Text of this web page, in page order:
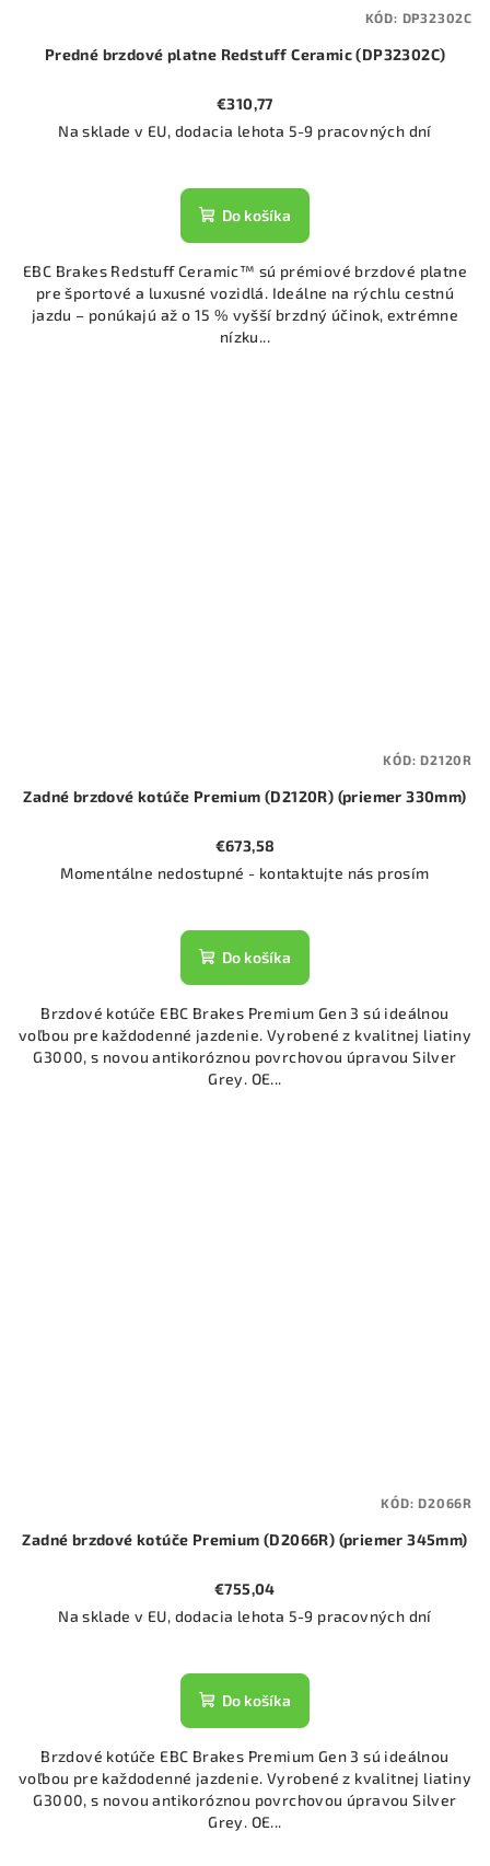
Predné brzdové platne Redstuff Ceramic (DP32302C)
€310,77
Na sklade v EU, dodacia lehota 5-9 pracovných dní
Do košíka
EBC Brakes Redstuff Ceramic™ sú prémiové brzdové platne
pre športové a luxusné vozidlá. Ideálne na rýchlu cestnú
jazdu – ponúkajú až o 15 % vyšší brzdný účinok, extrémne
nízku...
KÓD: DP32302C
Zadné brzdové kotúče Premium (D2120R) (priemer 330mm)
€673,58
Momentálne nedostupné - kontaktujte nás prosím
Do košíka
Brzdové kotúče EBC Brakes Premium Gen 3 sú ideálnou
voľbou pre každodenné jazdenie. Vyrobené z kvalitnej liatiny
G3000, s novou antikoróznou povrchovou úpravou Silver
Grey. OE...
KÓD:D2120R
Zadné brzdové kotúče Premium (D2066R) (priemer 345mm)
€755,04
Na sklade v EU, dodacia lehota 5-9 pracovných dní
Do košíka
Brzdové kotúče EBC Brakes Premium Gen 3 sú ideálnou
voľbou pre každodenné jazdenie. Vyrobené z kvalitnej liatiny
G3000, s novou antikoróznou povrchovou úpravou Silver
Grey. OE...
KÓD:D2066R